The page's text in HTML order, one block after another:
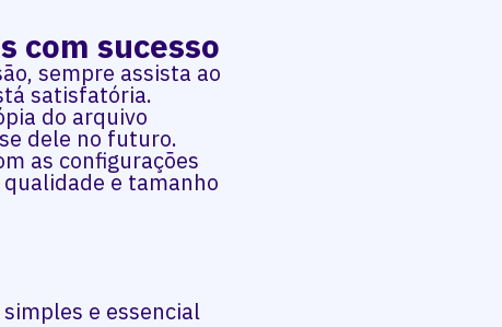
com sucesso
sempre assista ao
satisfatória.
do arquivo
dele no futuro.
as configurações
e tamanho
e essencial